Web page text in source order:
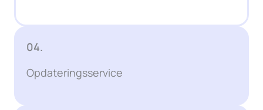
04.
Opdateringsservice